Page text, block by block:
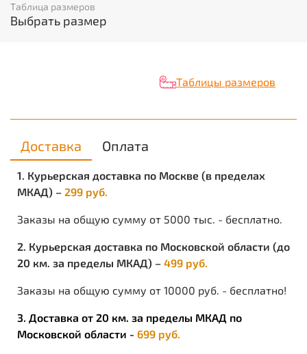
Утеплитель/Наполнитель —
Обувь изготовлена из качественной замши с отделкой
Подкладка выполнена из влаговыводящей
текстильной 3-D сетки (типика), благодаря чему
придаёт обуви мягкость, снижает нагрузку при
ходьбе, что в свою очередь снижает ударную
нагрузку на суставы и позвоночник и позволяет
ногам меньше уставать.
Объемная колодка специальной конструкции дает
дискомфорта и усталости.
Таблица размеров
Выбрать размер
Таблицы размеров
Доставка Оплата
1. Курьерская доставка по Москве (в пределах
МКАД) – 299 руб.
Заказы на общую сумму от 5000 тыс. - бесплатно.
2. Курьерская доставка по Московской области (до
20 км. за пределы МКАД) – 499 руб.
Заказы на общую сумму от 10000 руб. - бесплатно!
3. Доставка от 20 км. за пределы МКАД по
Московской области - 699 руб.